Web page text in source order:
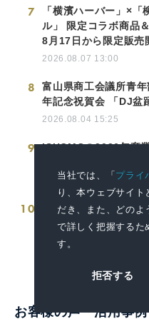
当社では、「プライ
り、本ウェブサイト
だき、また、どのよ
で詳しく把握するた
す。
拒否する
7
「横濱ハーバー」×「
ル」 限定コラボ商品
8月17日から限定販売
2026.08.07 13:00
8
富山県商工会議所青
年記念祝賀会 「DJ盆
2026.08.04 15:25
9
ISHCMCの2026年卒
2026.08.06 15:40
10
千葉市内にリチウム
型充電式電池回収ボ
所設置
お客様の声・活用事例